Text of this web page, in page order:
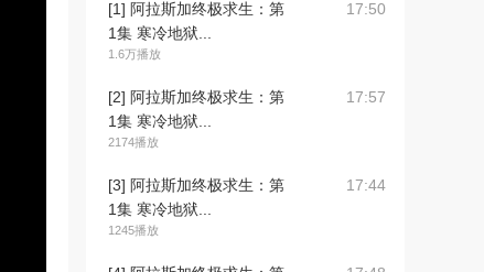
[1] 阿拉斯加终极求生：第
1集 寒冷地狱...
1.6万播放
17:50
[2] 阿拉斯加终极求生：第
1集 寒冷地狱...
2174播放
17:57
[3] 阿拉斯加终极求生：第
1集 寒冷地狱...
1245播放
17:44